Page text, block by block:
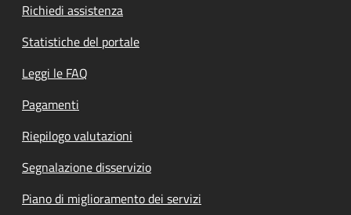
Richiedi assistenza
Statistiche del portale
Leggi le FAQ
Pagamenti
Riepilogo valutazioni
Segnalazione disservizio
Piano di miglioramento dei servizi